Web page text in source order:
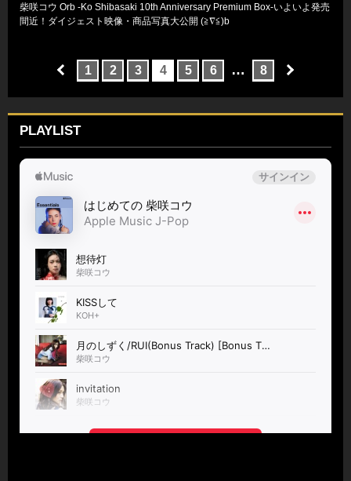
柴咲コウ Orb -Ko Shibasaki 10th Anniversary Premium Box-いよいよ発売
間近！ダイジェスト映像・商品写真大公開 (≧∇≦)b
1 2 3 4 5 6 … 8
PLAYLIST